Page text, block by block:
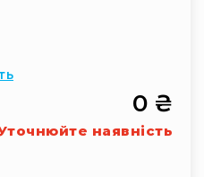
наявність
0 ₴